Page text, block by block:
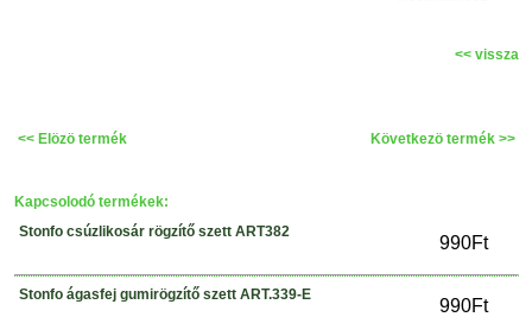
<< vissza
<< Elözö termék Következö termék >>
Kapcsolodó termékek:
Stonfo csúzlikosár rögzítő szett ART382
990Ft
Stonfo ágasfej gumirögzítő szett ART.339-E
990Ft